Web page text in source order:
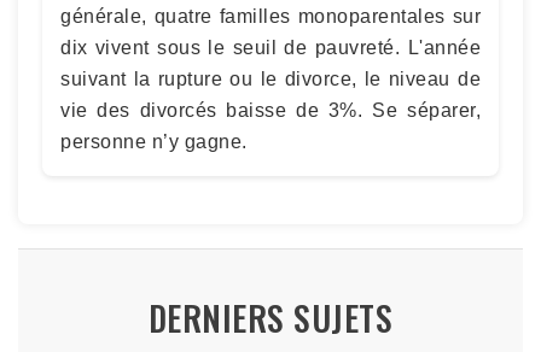
générale, quatre familles monoparentales sur
dix vivent sous le seuil de pauvreté. L'année
suivant la rupture ou le divorce, le niveau de
vie des divorcés baisse de 3%. Se séparer,
personne n’y gagne.
DERNIERS SUJETS